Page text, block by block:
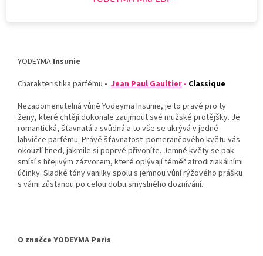
YODEYMA Insunie
Charakteristika parfému - Jean Paul Gaultier - Classique
Nezapomenutelná vůně Yodeyma Insunie, je to pravé pro ty
ženy, které chtějí dokonale zaujmout své mužské protějšky. Je
romantická, šťavnatá a svůdná a to vše se ukrývá v jedné
lahvičce parfému. Právě šťavnatost pomerančového květu vás
okouzlí hned, jakmile si poprvé přivoníte. Jemné květy se pak
smísí s hřejivým zázvorem, které oplývají téměř afrodiziakálními
účinky. Sladké tóny vanilky spolu s jemnou vůní rýžového prášku
s vámi zůstanou po celou dobu smyslného doznívání.
O značce YODEYMA Paris